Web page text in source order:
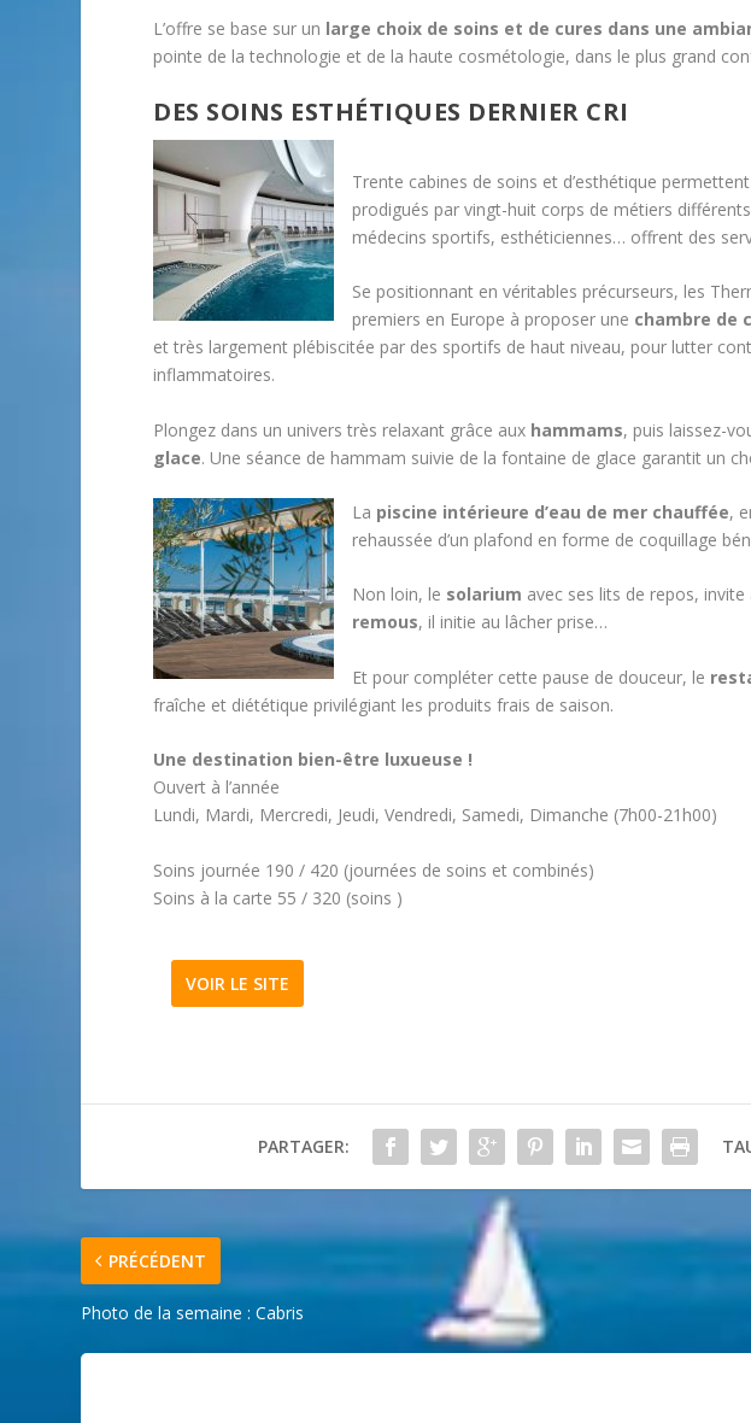
L’offre se base sur un large choix de soins et de cures dans une
pointe de la technologie et de la haute cosmétologie, dans le plus grand
DES SOINS ESTHÉTIQUES DERNIER CRI
Trente cabines de soins et d’esthétique
prodigués par vingt-huit corps de métiers
médecins sportifs, esthéticiennes… offrent des
Se positionnant en véritables précurseurs, les
premiers en Europe à proposer une chambre de
et très largement plébiscitée par des sportifs de haut niveau, pour lutter
inflammatoires.
Plongez dans un univers très relaxant grâce aux hammams, puis laissez-
glace. Une séance de hammam suivie de la fontaine de glace garantit un
La piscine intérieure d’eau de mer chauffée,
rehaussée d’un plafond en forme de coquillage
Non loin, le solarium avec ses lits de repos,
remous, il initie au lâcher prise…
Et pour compléter cette pause de douceur, le
fraîche et diététique privilégiant les produits frais de saison.
Une destination bien-être luxueuse !
Ouvert à l’année
Lundi, Mardi, Mercredi, Jeudi, Vendredi, Samedi, Dimanche (7h00-21h00)
Soins journée 190 / 420 (journées de soins et combinés)
Soins à la carte 55 / 320 (soins )
VOIR LE SITE
PARTAGER:
PRÉCÉDENT
Photo de la semaine : Cabris